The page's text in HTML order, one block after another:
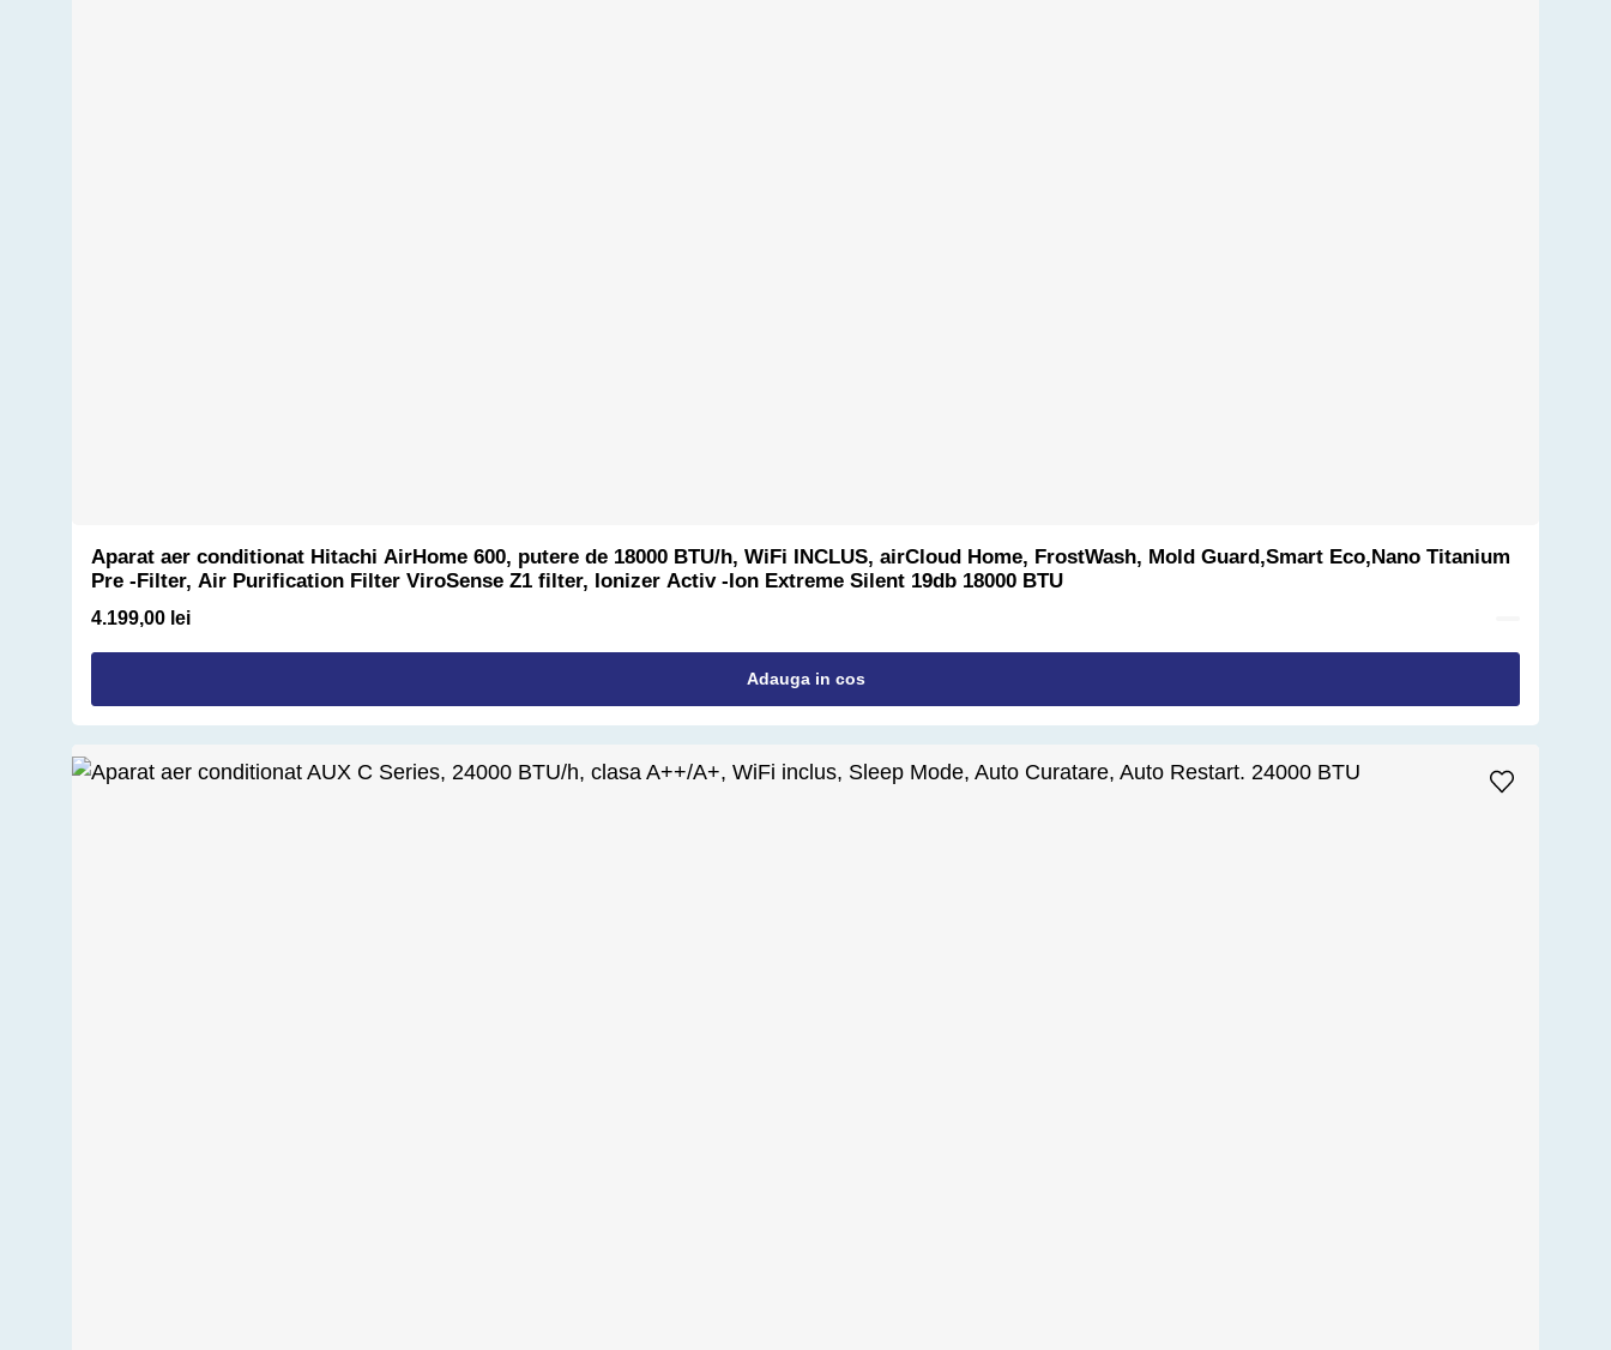
Aparat aer conditionat Hitachi AirHome 600, putere de 18000 BTU/h, WiFi INCLUS, airCloud Home, FrostWash, Mold Guard,Smart Eco,Nano Titanium
Pre ‐Filter, Air Purification Filter ViroSense Z1 filter, Ionizer Activ ‐Ion Extreme Silent 19db 18000 BTU
4.199,00 lei
Adauga in cos